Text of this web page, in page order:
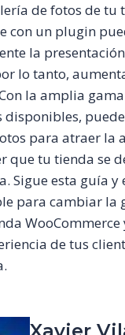
de fotos de tu
con un plugin
la
lo tanto,
la amplia
disponibles,
para atraer la
que tu tienda se
Sigue esta guía y
para cambiar la
WooCommerce
de tus